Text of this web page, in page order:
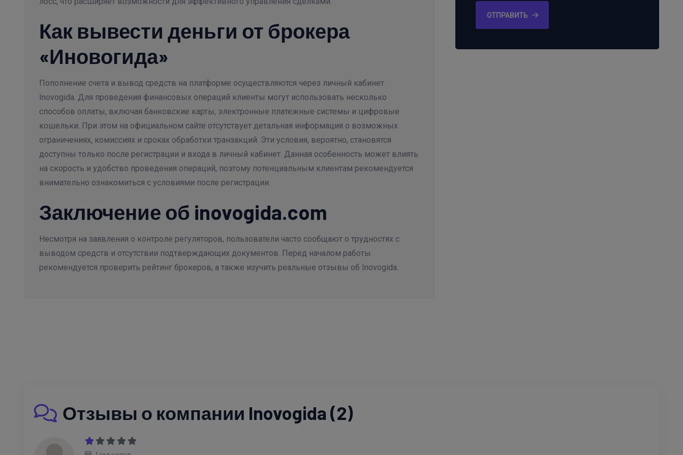
Как вывести деньги от брокера
«Иновогида»
Пополнение счета и вывод средств на платформе осуществляются через личный кабинет
Inovogida. Для проведения финансовых операций клиенты могут использовать несколько
способов оплаты, включая банковские карты, электронные платежные системы и цифровые
кошельки. При этом на официальном сайте отсутствует детальная информация о возможных
ограничениях, комиссиях и сроках обработки транзакций. Эти условия, вероятно, становятся
доступны только после регистрации и входа в личный кабинет. Данная особенность может влиять
на скорость и удобство проведения операций, поэтому потенциальным клиентам рекомендуется
внимательно ознакомиться с условиями после регистрации.
Заключение об inovogida.com
Несмотря на заявления о контроле регуляторов, пользователи часто сообщают о трудностях с
выводом средств и отсутствии подтверждающих документов. Перед началом работы
рекомендуется проверить рейтинг брокеров, а также изучить реальные отзывы об Inovogida.
ОТПРАВИТЬ
Отзывы о компании Inovogida (2)